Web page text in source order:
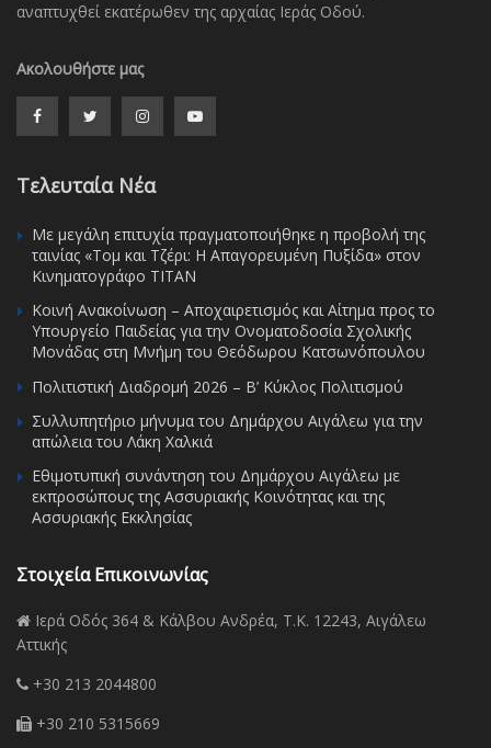
αναπτυχθεί εκατέρωθεν της αρχαίας Ιεράς Οδού.
Ακολουθήστε μας
Τελευταία Νέα
Με μεγάλη επιτυχία πραγματοποιήθηκε η προβολή της
ταινίας «Τομ και Τζέρι: Η Απαγορευμένη Πυξίδα» στον
Κινηματογράφο ΤΙΤΑΝ
Κοινή Ανακοίνωση – Αποχαιρετισμός και Αίτημα προς το
Υπουργείο Παιδείας για την Ονοματοδοσία Σχολικής
Μονάδας στη Μνήμη του Θεόδωρου Κατσωνόπουλου
Πολιτιστική Διαδρομή 2026 – Β’ Κύκλος Πολιτισμού
Συλλυπητήριο μήνυμα του Δημάρχου Αιγάλεω για την
απώλεια του Λάκη Χαλκιά
Εθιμοτυπική συνάντηση του Δημάρχου Αιγάλεω με
εκπροσώπους της Ασσυριακής Κοινότητας και της
Ασσυριακής Εκκλησίας
Στοιχεία Επικοινωνίας
Ιερά Οδός 364 & Κάλβου Ανδρέα, Τ.Κ. 12243, Αιγάλεω
Αττικής
+30 213 2044800
+30 210 5315669